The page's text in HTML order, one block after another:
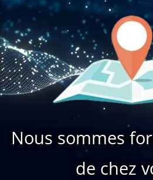
Nous sommes
de chez